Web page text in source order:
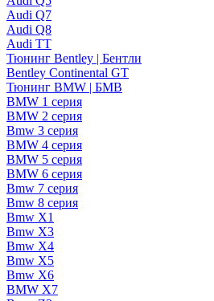
Audi Q7
Audi Q8
Audi TT
Тюнинг Bentley | Бентли
Bentley Continental GT
Тюнинг BMW | БМВ
BMW 1 серия
BMW 2 серия
Bmw 3 серия
BMW 4 серия
BMW 5 серия
BMW 6 серия
Bmw 7 серия
Bmw 8 серия
Bmw X1
Bmw X3
Bmw X4
Bmw X5
Bmw X6
BMW X7